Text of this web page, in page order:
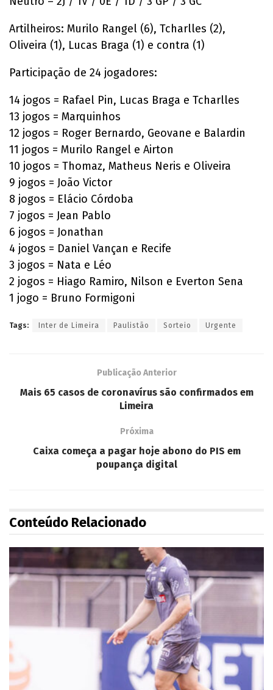
Artilheiros: Murilo Rangel (6), Tcharlles (2),
Oliveira (1), Lucas Braga (1) e contra (1)
Participação de 24 jogadores:
14 jogos = Rafael Pin, Lucas Braga e Tcharlles
13 jogos = Marquinhos
12 jogos = Roger Bernardo, Geovane e Balardin
11 jogos = Murilo Rangel e Airton
10 jogos = Thomaz, Matheus Neris e Oliveira
9 jogos = João Victor
8 jogos = Elácio Córdoba
7 jogos = Jean Pablo
6 jogos = Jonathan
4 jogos = Daniel Vançan e Recife
3 jogos = Nata e Léo
2 jogos = Hiago Ramiro, Nilson e Everton Sena
1 jogo = Bruno Formigoni
Tags: Inter de Limeira Paulistão Sorteio Urgente
Publicação Anterior
Mais 65 casos de coronavírus são confirmados em
Limeira
Próxima
Caixa começa a pagar hoje abono do PIS em
poupança digital
Conteúdo Relacionado